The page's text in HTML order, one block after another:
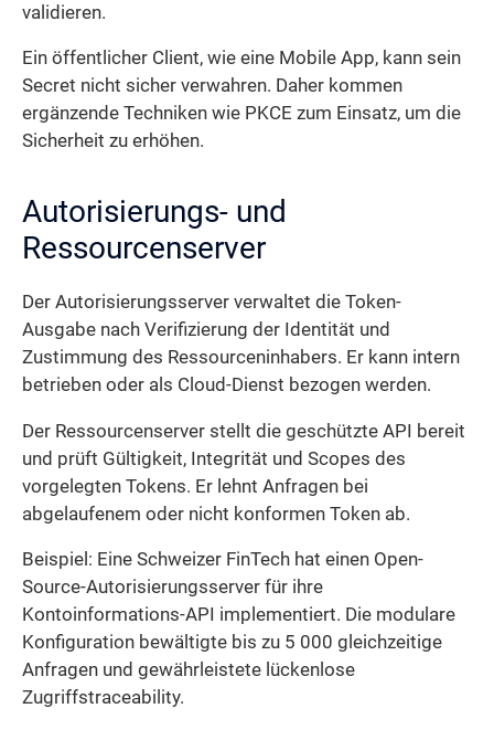
validieren.
Ein öffentlicher Client, wie eine Mobile App, kann sein
Secret nicht sicher verwahren. Daher kommen
ergänzende Techniken wie PKCE zum Einsatz, um die
Sicherheit zu erhöhen.
Autorisierungs- und
Ressourcenserver
Der Autorisierungsserver verwaltet die Token-
Ausgabe nach Verifizierung der Identität und
Zustimmung des Ressourceninhabers. Er kann intern
betrieben oder als Cloud-Dienst bezogen werden.
Der Ressourcenserver stellt die geschützte API bereit
und prüft Gültigkeit, Integrität und Scopes des
vorgelegten Tokens. Er lehnt Anfragen bei
abgelaufenem oder nicht konformen Token ab.
Beispiel: Eine Schweizer FinTech hat einen Open-
Source-Autorisierungsserver für ihre
Kontoinformations-API implementiert. Die modulare
Konfiguration bewältigte bis zu 5 000 gleichzeitige
Anfragen und gewährleistete lückenlose
Zugriffstraceability.